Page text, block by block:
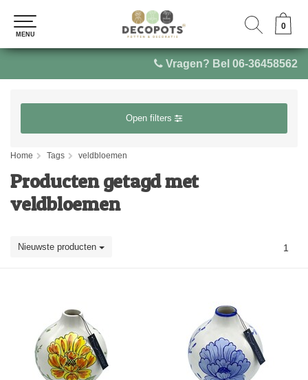
Vragen? Bel 06-36458562
0
MENU
0
MENU
Open filters
Home Tags veldbloemen
Producten getagd met
veldbloemen
Nieuwste producten 1